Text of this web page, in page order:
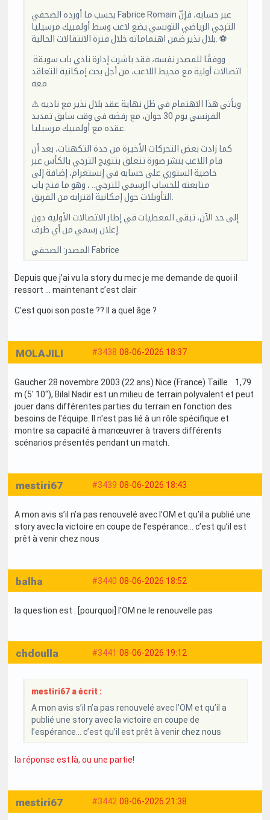
بحسب ما أورده الصحفي Fabrice Romain عبر حسابه، فإنّ
الترجي الرياضي التونسي يضع لاعب وسط أولمبيك مرسيليا
بلال نذير ضمن اهتماماته خلال فترة الانتقالات الحالية. ⚽️
اتصالات أولية مع محيط اللاعب، من أجل بحث إمكانية التعاقد
معه.
⚠️ ويأتي هذا الاهتمام في ظل نهاية عقد بلال نذير مع ناديه
الفرنسي يوم 30 جوان، مع رفضه في وقت سابق تمديد
عقده مع أولمبيك مرسيليا.
كما زادت بعض التحركات الأخيرة من حدة التكهنات، بعد أن
قام اللاعب بنشر صورة تتعلق بتتويج الترجي بالكأس عبر
خاصية الستوري على حسابه في إنستغرام، إضافة إلى
متابعته للحساب الرسمي للترجي.. ، وهو ما فتح باب
التأويلات حول إمكانية اقترابه من الفريق.
إلى حد الآن، تبقى المعطيات في إطار الاتصالات الأولية دون
إعلان رسمي من أي طرف.
المصدر: الصحفي Fabrice
Depuis que j’ai vu la story du mec je me demande de quoi il
ressort … maintenant c’est clair
C’est quoi son poste ?? Il a quel âge ?
#3438 08-06-2026 18:37
MOLAJILI
Gaucher 28 novembre 2003 (22 ans) Nice (France) Taille 1,79
m (5′ 10″), Bilal Nadir est un milieu de terrain polyvalent et peut
jouer dans différentes parties du terrain en fonction des
besoins de l'équipe. Il n'est pas lié à un rôle spécifique et
montre sa capacité à manœuvrer à travers différents
scénarios présentés pendant un match.
#3439 08-06-2026 18:43
mestiri67
A mon avis s’il n’a pas renouvelé avec l’OM et qu’il a publié une
story avec la victoire en coupe de l’espérance… c’est qu’il est
prêt à venir chez nous
#3440 08-06-2026 18:52
balha
la question est : [pourquoi] l'OM ne le renouvelle pas
#3441 08-06-2026 19:12
chdoulla
mestiri67 a écrit :
A mon avis s’il n’a pas renouvelé avec l’OM et qu’il a
publié une story avec la victoire en coupe de
l’espérance… c’est qu’il est prêt à venir chez nous
la réponse est là, ou une partie!
#3442 08-06-2026 21:38
mestiri67